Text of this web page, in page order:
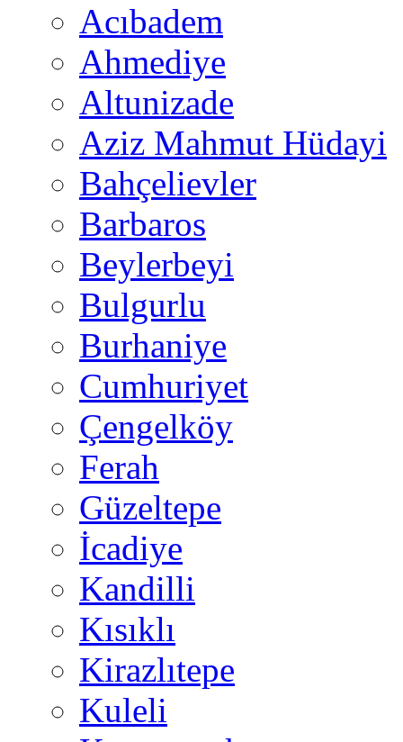
Acıbadem
Ahmediye
Altunizade
Aziz Mahmut Hüdayi
Bahçelievler
Barbaros
Beylerbeyi
Bulgurlu
Burhaniye
Cumhuriyet
Çengelköy
Ferah
Güzeltepe
İcadiye
Kandilli
Kısıklı
Kirazlıtepe
Kuleli